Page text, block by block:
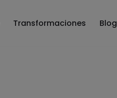
Transformaciones Blog